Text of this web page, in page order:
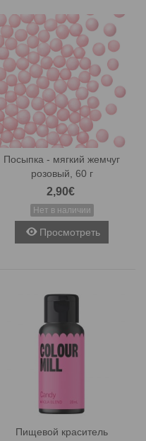
Посыпка - мягкий жемчуг
розовый, 60 г
2,90€
Нет в наличии
Просмотреть
Пищевой краситель